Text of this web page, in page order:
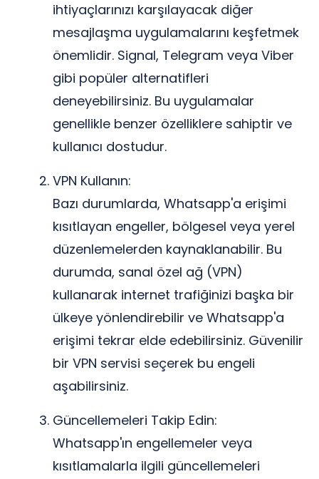
ihtiyaçlarınızı karşılayacak diğer
mesajlaşma uygulamalarını keşfetmek
önemlidir. Signal, Telegram veya Viber
gibi popüler alternatifleri
deneyebilirsiniz. Bu uygulamalar
genellikle benzer özelliklere sahiptir ve
kullanıcı dostudur.
VPN Kullanın:
Bazı durumlarda, Whatsapp'a erişimi
kısıtlayan engeller, bölgesel veya yerel
düzenlemelerden kaynaklanabilir. Bu
durumda, sanal özel ağ (VPN)
kullanarak internet trafiğinizi başka bir
ülkeye yönlendirebilir ve Whatsapp'a
erişimi tekrar elde edebilirsiniz. Güvenilir
bir VPN servisi seçerek bu engeli
aşabilirsiniz.
Güncellemeleri Takip Edin:
Whatsapp'ın engellemeler veya
kısıtlamalarla ilgili güncellemeleri